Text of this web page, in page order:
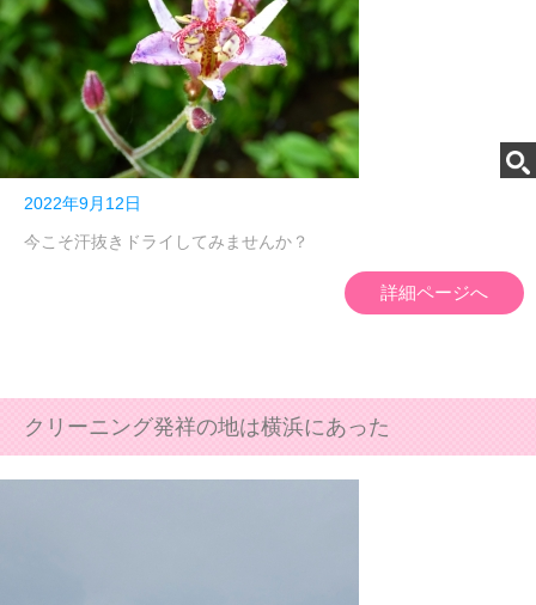
2022年9月12日
今こそ汗抜きドライしてみませんか？
詳細ページへ
クリーニング発祥の地は横浜にあった